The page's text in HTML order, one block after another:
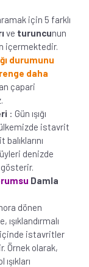
için 5 farklı
ve turuncunun
içermektedir.
durumunu
daha
çapari
: Gün ışığı
istavrit
denizde
Damla
dönen
ışıklandırmalı
içinde istavritler
Örnek olarak,